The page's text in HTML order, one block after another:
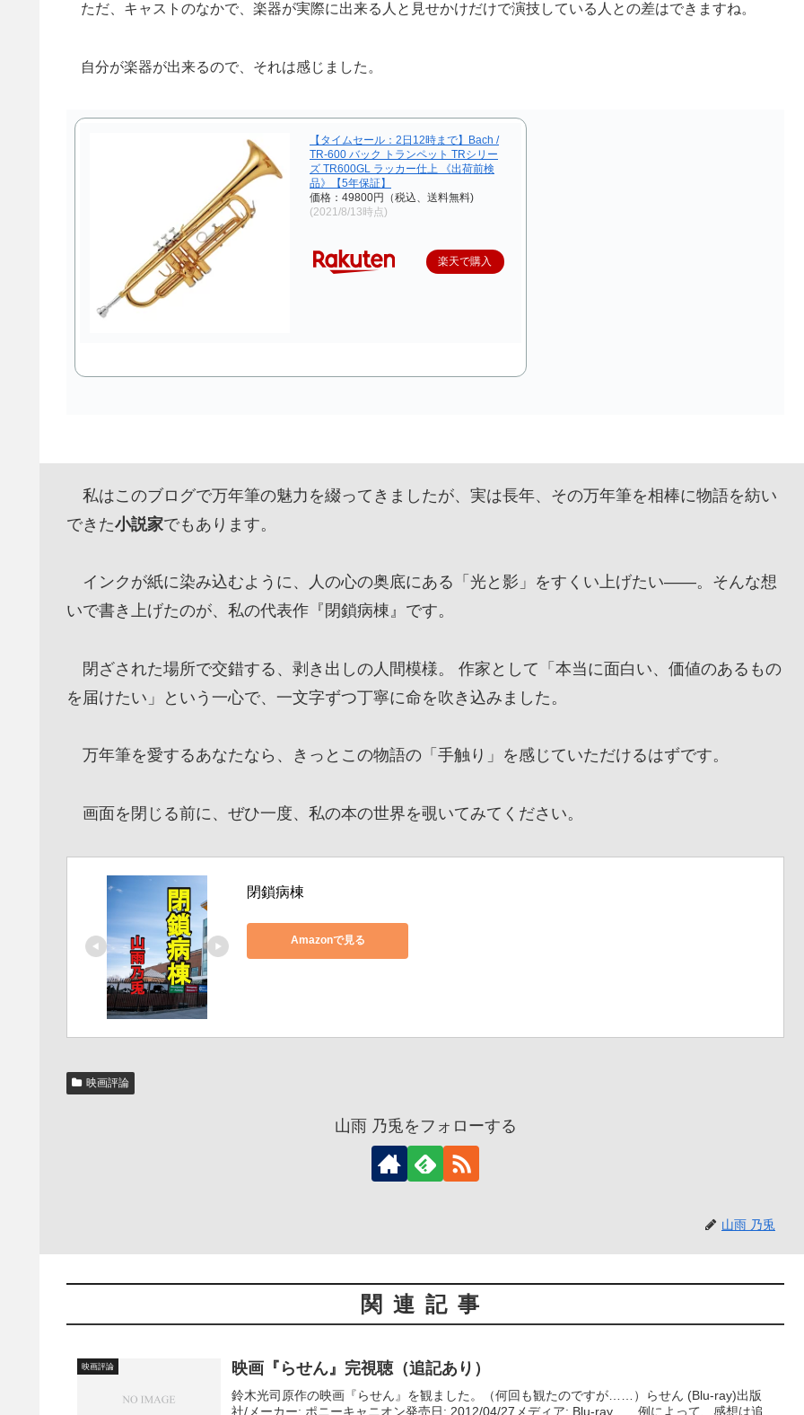
ただ、キャストのなかで、楽器が実際に出来る人と見せかけだけで演技している人との差はできますね。
自分が楽器が出来るので、それは感じました。
【タイムセール：2日12時まで】Bach /
TR-600 バック トランペット TRシリー
ズ TR600GL ラッカー仕上 《出荷前検
品》【5年保証】
価格：49800円（税込、送料無料)
(2021/8/13時点)
楽天で購入
私はこのブログで万年筆の魅力を綴ってきましたが、実は長年、その万年筆を相棒に物語を紡い
できた小説家でもあります。
インクが紙に染み込むように、人の心の奥底にある「光と影」をすくい上げたい——。そんな想
いで書き上げたのが、私の代表作『閉鎖病棟』です。
閉ざされた場所で交錯する、剥き出しの人間模様。 作家として「本当に面白い、価値のあるもの
を届けたい」という一心で、一文字ずつ丁寧に命を吹き込みました。
万年筆を愛するあなたなら、きっとこの物語の「手触り」を感じていただけるはずです。
画面を閉じる前に、ぜひ一度、私の本の世界を覗いてみてください。
閉鎖病棟
Amazonで見る
映画評論
山雨 乃兎をフォローする
山雨 乃兎
関連記事
映画評論 映画『らせん』完視聴（追記あり）
鈴木光司原作の映画『らせん』を観ました。（何回も観たのですが……）らせん (Blu-ray)出版
社/メーカー: ポニーキャニオン発売日: 2012/04/27メディア: Blu-ray 例によって、感想は追